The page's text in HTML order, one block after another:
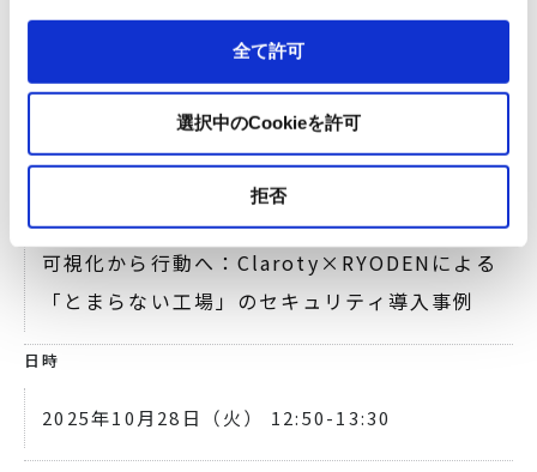
全て許可
選択中のCookieを許可
拒否
▶ セミナーについて
Claroty社と共同でセミナーを行います。詳細は
こちらをご覧ください。
可視化から行動へ：Claroty×RYODENによる
「とまらない工場」のセキュリティ導入事例
日時
2025年10月28日（火） 12:50-13:30